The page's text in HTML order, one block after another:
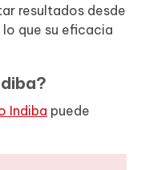
resultados desde
que su eficacia
Indiba puede